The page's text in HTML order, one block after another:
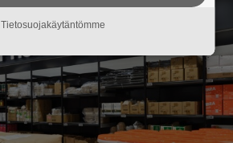
Tietosuojakäytäntömme